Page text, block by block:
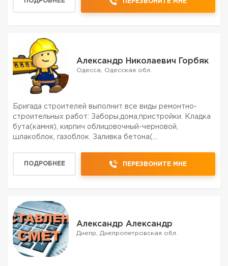
ПЕРЕЗВОНИТЕ МНЕ
Александр Николаевич Горбяк
Одесса, Одесская обл.
Бригада строителей выполнит все виды ремонтно-
строительных работ: Заборы,дома,пристройки. Кладка
бута(камня), кирпич облицовочный-черновой,
шлакоблок, газоблок. Заливка бетона(
скатные,мансандры,подшивы,водос...
ПОДРОБНЕЕ ПЕРЕЗВОНИТЕ МНЕ
Александр Александр
Днепр, Днепропетровская обл.